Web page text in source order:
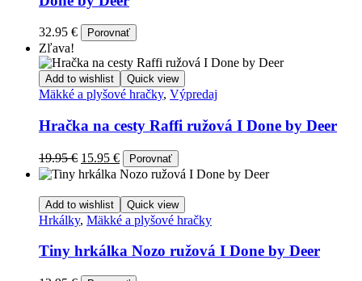
32.95 € Porovnať
Zľava!
Add to wishlist Quick view
Mäkké a plyšové hračky, Výpredaj
Hračka na cesty Raffi ružová I Done by Deer
19.95€ Original
price
19.95 €.
15.95 €Current
price
15.95 €.
Porovnať
Add to wishlist Quick view
Hrkálky, Mäkké a plyšové hračky
Tiny hrkálka Nozo ružová I Done by Deer